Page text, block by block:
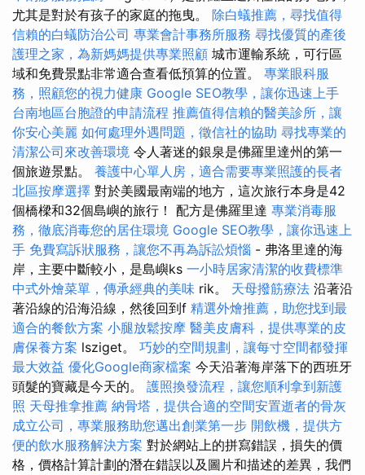
尤其是對於有孩子的家庭的拖曳。 除白蟻推薦，尋找值得
信賴的白蟻防治公司 專業會計事務所服務 尋找優質的產後
護理之家，為新媽媽提供專業照顧 城市運輸系統，可行區
域和免費景點非常適合查看低預算的位置。 專業眼科服
務，照顧您的視力健康 Google SEO教學，讓你迅速上手
台南地區台胞證的申請流程 推薦值得信賴的醫美診所，讓
你安心美麗 如何處理外遇問題，徵信社的協助 尋找專業的
清潔公司來改善環境 令人著迷的銀泉是佛羅里達州的第一
個旅遊景點。 養護中心單人房，適合需要專業照護的長者
北區按摩選擇 對於美國最南端的地方，這次旅行本身是42
個橋樑和32個島嶼的旅行！ 配方是佛羅里達 專業消毒服
務，徹底消毒您的居住環境 Google SEO教學，讓你迅速上
手 免費寫訴狀服務，讓您不再為訴訟煩惱 - 弗洛里達的海
岸，主要中斷較小，是島嶼ks 一小時居家清潔的收費標準
中式外燴菜單，傳承經典的美味 rik。 天母撥筋療法 沿著沿
著沿線的沿海沿線，然後回到f 精選外燴推薦，助您找到最
適合的餐飲方案 小腿放鬆按摩 醫美皮膚科，提供專業的皮
膚保養方案 lsziget。 巧妙的空間規劃，讓每寸空間都發揮
最大效益 優化Google商家檔案 今天沿著海岸落下的西班牙
頭髮的寶藏是今天的。 護照換發流程，讓您順利拿到新護
照 天母推拿推薦 納骨塔，提供合適的空間安置逝者的骨灰
成立公司，專業服務助您邁出創業第一步 開飲機，提供方
便的飲水服務解決方案 對於網站上的拼寫錯誤，損失的價
格，價格計算計劃的潛在錯誤以及圖片和描述的差異，我們